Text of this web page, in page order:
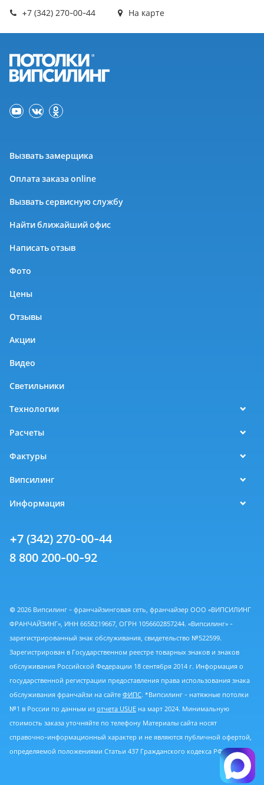
+7 (342) 270-00-44 На карте
Вызвать замерщика
Оплата заказа online
Вызвать сервисную службу
Найти ближайший офис
Написать отзыв
Фото
Цены
Отзывы
Акции
Видео
Светильники
Технологии
Расчеты
Фактуры
Випсилинг
Информация
+7 (342) 270-00-44
8 800 200-00-92
© 2026 Випсилинг - франчайзинговая сеть, франчайзер ООО «ВИПСИЛИНГ
ФРАНЧАЙЗИНГ», ИНН 6658219667, ОГРН 1056602857244. «Випсилинг» -
зарегистрированный знак обслуживания, свидетельство №522599.
Зарегистрирован в Государственном реестре товарных знаков и знаков
обслуживания Российской Федерации 18 сентября 2014 г. Информация о
государственной регистрации предоставления права использования знака
обслуживания франчайзи на сайте ФИПС. *Випсилинг - натяжные потолки
№1 в России по данным из отчета USUE на март 2024. Минимальную
стоимость заказа уточняйте по телефону Материалы сайта носят
справочно-информационный характер и не являются публичной офертой,
определяемой положениями Статьи 437 Гражданского кодекса РФ.